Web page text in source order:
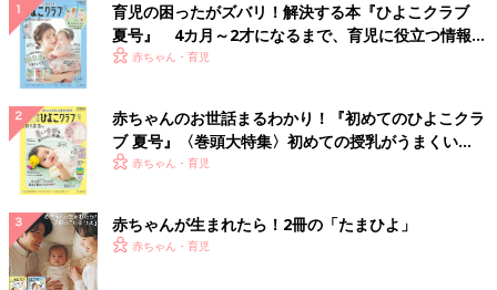
育児の困ったがズバリ！解決する本『ひよこクラブ
夏号』 4カ月～2才になるまで、育児に役立つ情報が
いっぱい！
赤ちゃん・育児
赤ちゃんのお世話まるわかり！『初めてのひよこクラ
ブ 夏号』〈巻頭大特集〉初めての授乳がうまくい
く！ おっぱい・ミルクの基本と夏のトラブル 解決テ
赤ちゃん・育児
赤ちゃんが生まれたら！2冊の「たまひよ」
赤ちゃん・育児